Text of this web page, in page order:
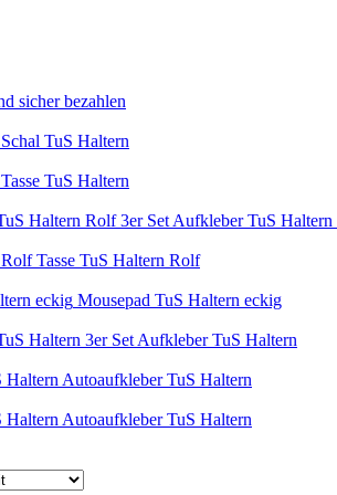
Schal TuS Haltern
Tasse TuS Haltern
3er Set Aufkleber TuS
Tasse TuS Haltern Rolf
Mousepad TuS Haltern eckig
3er Set Aufkleber TuS Haltern
Autoaufkleber TuS Haltern
Autoaufkleber TuS Haltern